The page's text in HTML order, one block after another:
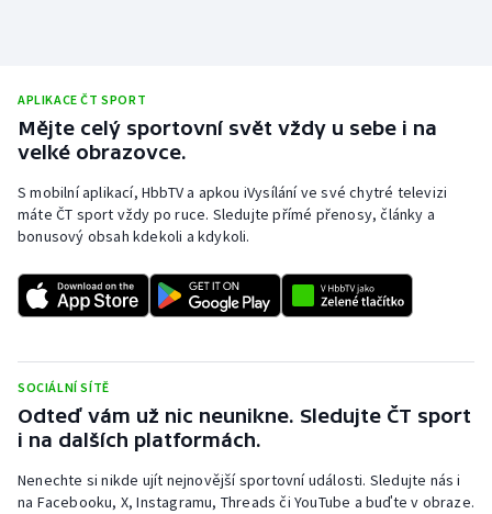
APLIKACE ČT SPORT
Mějte celý sportovní svět vždy u sebe i na
velké obrazovce.
S mobilní aplikací, HbbTV a apkou iVysílání ve své chytré televizi
máte ČT sport vždy po ruce. Sledujte přímé přenosy, články a
bonusový obsah kdekoli a kdykoli.
SOCIÁLNÍ SÍTĚ
Odteď vám už nic neunikne. Sledujte ČT sport
i na dalších platformách.
Nenechte si nikde ujít nejnovější sportovní události. Sledujte nás i
na Facebooku, X, Instagramu, Threads či YouTube a buďte v obraze.